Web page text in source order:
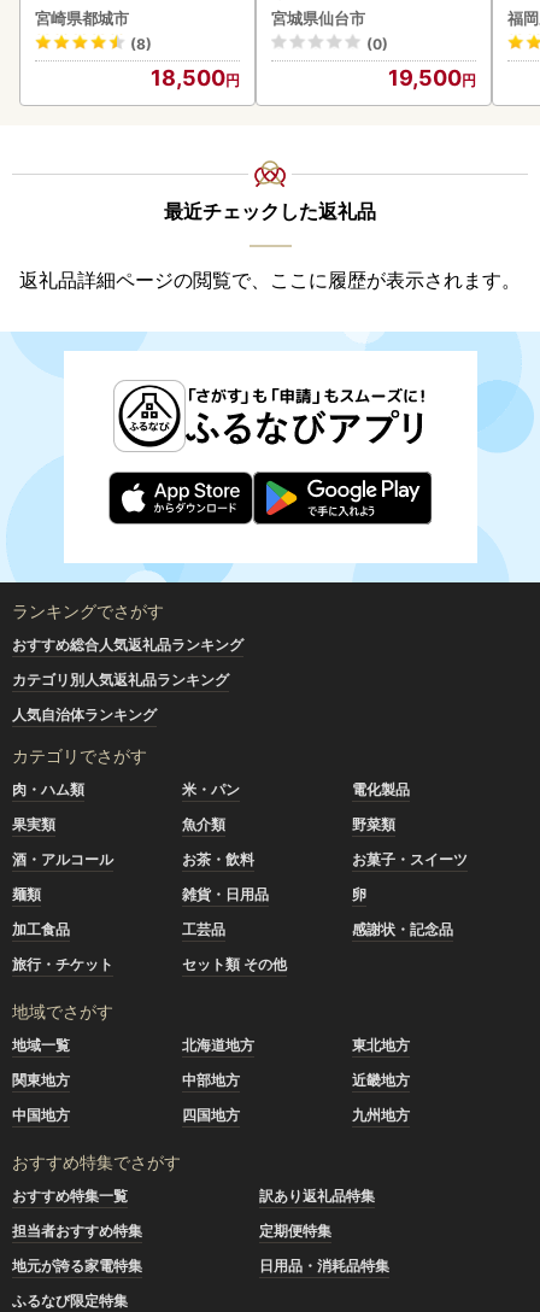
kg-S4A6-CF〕
宮崎県都城市
(8)
18,500
宮城県仙台市
(0)
19,500
福
最近チェックした返礼品
返礼品詳細ページの閲覧で、ここに履歴が表示されます。
ランキングでさがす
おすすめ総合人気返礼品ランキング
カテゴリ別人気返礼品ランキング
人気自治体ランキング
カテゴリでさがす
肉・ハム類 米・パン
電化製品
果実類
魚介類
野菜類
酒・アルコール
お茶・飲料
お菓子・スイーツ
麺類
雑貨・日用品
卵
加工食品
工芸品
感謝状・記念品
旅行・チケット
セット類 その他
地域でさがす
地域一覧 北海道地方
東北地方
関東地方
中部地方
近畿地方
中国地方
四国地方 九州地方
おすすめ特集でさがす
おすすめ特集一覧
訳あり返礼品特集
担当者おすすめ特集
定期便特集
地元が誇る家電特集
日用品・消耗品特集
ふるなび限定特集